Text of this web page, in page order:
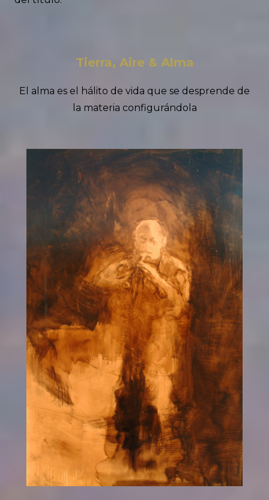
Tierra, Aire & Alma
El alma es el hálito de vida que se desprende de
la materia configurándola